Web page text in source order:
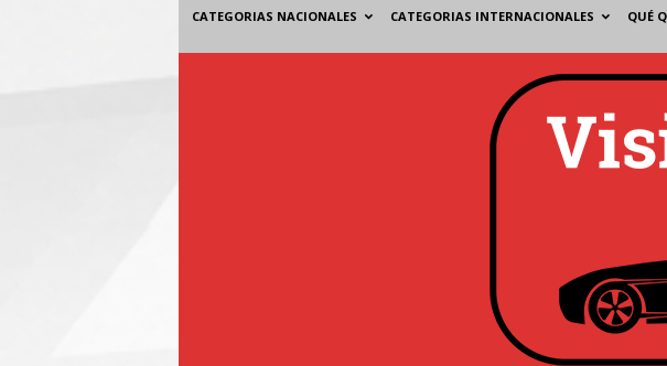
CATEGORIAS NACIONALES CATEGORIAS INTERNACIONALES QUÉ